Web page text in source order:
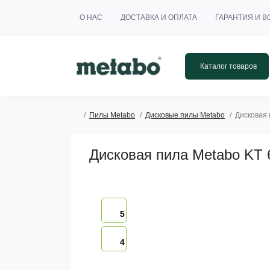
О НАС ДОСТАВКА И ОПЛАТА ГАРАНТИЯ И
Каталог товаров
Пилы Metabo Дисковые пилы Metabo Дисковая
Дисковая пила Metabo KT
5
4